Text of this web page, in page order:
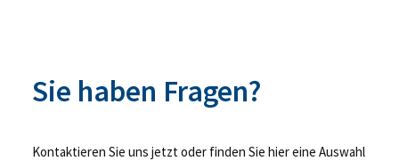
Sie haben Fragen?
Kontaktieren Sie uns jetzt oder finden Sie hier eine Auswahl